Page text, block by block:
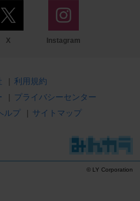
X Instagram
| 利用規約
| プライバシーセンター
ルプ | サイトマップ
© LY Corporation